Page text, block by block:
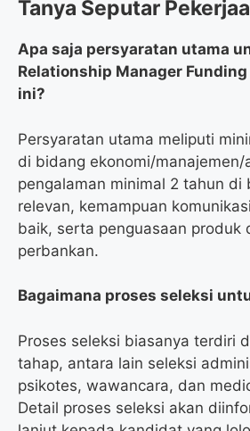
Tanya Seputar
Apa saja persyaratan utama
Relationship Manager
ini?
Persyaratan utama meliputi
di bidang ekonomi/manajemen/
pengalaman minimal 2 tahun di
relevan, kemampuan
baik, serta penguasaan produk
perbankan.
Bagaimana proses seleksi
Proses seleksi biasanya terdiri
tahap, antara lain seleksi
psikotes, wawancara, dan
Detail proses seleksi akan